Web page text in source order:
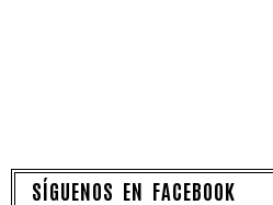
SÍGUENOS EN FACEBOOK